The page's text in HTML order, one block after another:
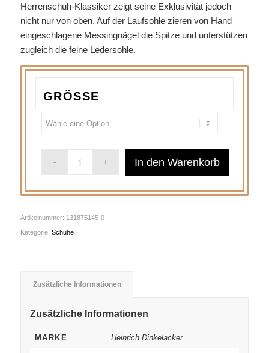
Herrenschuh-Klassiker zeigt seine Exklusivität jedoch
nicht nur von oben. Auf der Laufsohle zieren von Hand
eingeschlagene Messingnägel die Spitze und unterstützen
zugleich die feine Ledersohle.
GRÖSSE
In den Warenkorb
Artikelnummer: 131875145-0
Kategorie: Schuhe
Zusätzliche Informationen
Zusätzliche Informationen
MARKE Heinrich Dinkelacker